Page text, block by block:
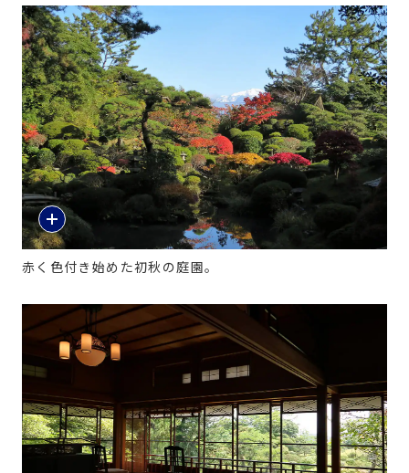
赤く色付き始めた初秋の庭園。